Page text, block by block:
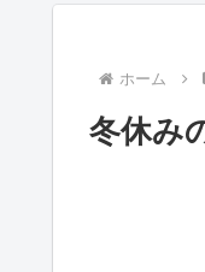
ホーム
冬休み